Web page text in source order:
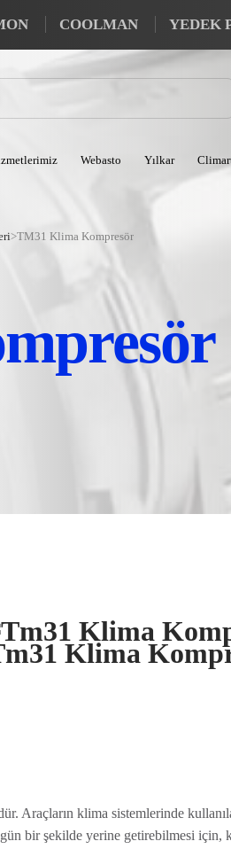
COOLMAN YEDEK
Webasto Yılkar
>TM31 Klima Kompresör
Araçların klima sistemlerinde
bir şekilde yerine getirebilmesi